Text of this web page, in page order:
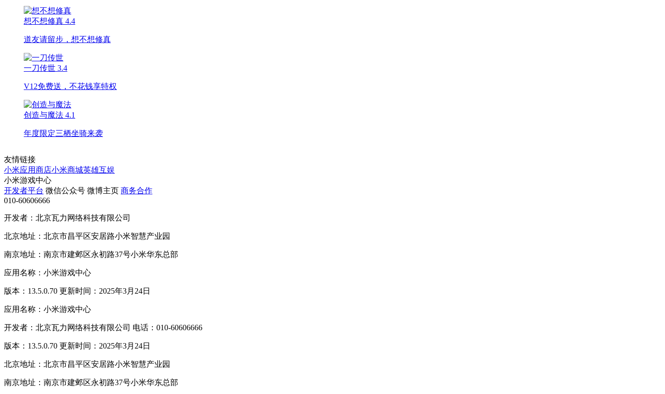
想不想修真 4.4
道友请留步，想不想修真
一刀传世 3.4
V12免费送，不花钱享特权
创造与魔法 4.1
年度限定三栖坐骑来袭
友情链接
小米应用商店小米商城英雄互娱
小米游戏中心
开发者平台 微信公众号 微博主页 商务合作
010-60606666
开发者：北京瓦力网络科技有限公司
北京地址：北京市昌平区安居路小米智慧产业园
南京地址：南京市建邺区永初路37号小米华东总部
应用名称：小米游戏中心
版本：13.5.0.70 更新时间：2025年3月24日
应用名称：小米游戏中心
开发者：北京瓦力网络科技有限公司 电话：010-60606666
版本：13.5.0.70 更新时间：2025年3月24日
北京地址：北京市昌平区安居路小米智慧产业园
南京地址：南京市建邺区永初路37号小米华东总部